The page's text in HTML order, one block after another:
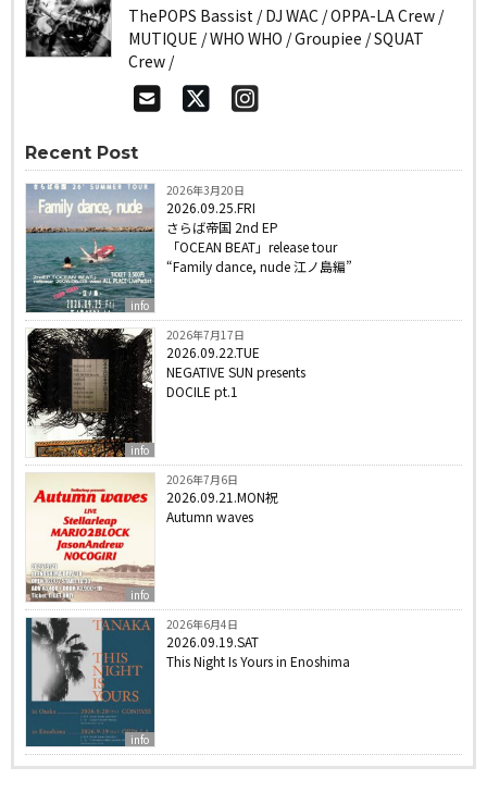
ThePOPS Bassist / DJ WAC / OPPA-LA Crew /
MUTIQUE / WHO WHO / Groupiee / SQUAT
Crew /
Recent Post
info
2026年3月20日
2026.09.25.FRI
さらば帝国 2nd EP
「OCEAN BEAT」release tour
“Family dance, nude 江ノ島編”
info
2026年7月17日
2026.09.22.TUE
NEGATIVE SUN presents
DOCILE pt.1
info
2026年7月6日
2026.09.21.MON祝
Autumn waves
info
2026年6月4日
2026.09.19.SAT
This Night Is Yours in Enoshima